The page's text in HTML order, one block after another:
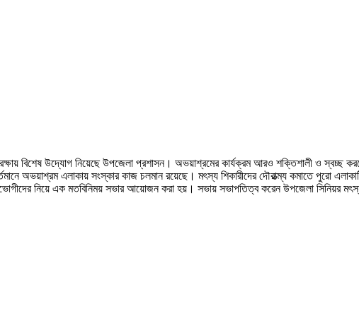
বিশেষ উদ্যোগ নিয়েছে উপজেলা প্রশাসন। অভয়াশ্রমের কার্যক্রম আরও শক্তিশালী ও স্বচ্ছ
অভয়াশ্রম এলাকায় সংস্কার কাজ চলমান রয়েছে। মৎস্য শিকারীদের দৌরাত্ম্য কমাতে পুরো
নিয়ে এক মতবিনিময় সভার আয়োজন করা হয়। সভায় সভাপতিত্ব করেন উপজেলা সিনিয়র